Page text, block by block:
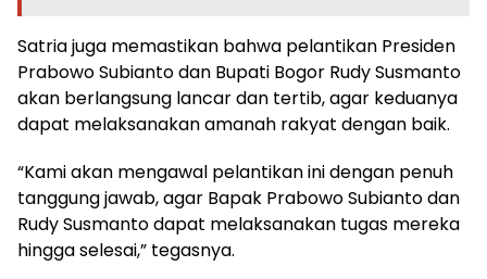
Satria juga memastikan bahwa pelantikan Presiden
Prabowo Subianto dan Bupati Bogor Rudy Susmanto
akan berlangsung lancar dan tertib, agar keduanya
dapat melaksanakan amanah rakyat dengan baik.
“Kami akan mengawal pelantikan ini dengan penuh
tanggung jawab, agar Bapak Prabowo Subianto dan
Rudy Susmanto dapat melaksanakan tugas mereka
hingga selesai,” tegasnya.